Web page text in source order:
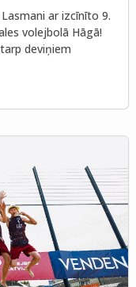
ar izcīnīto 9.
volejbolā Hāgā!
deviņiem